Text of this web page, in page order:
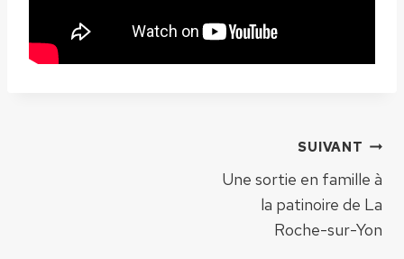
Navigation
SUIVANT
Une sortie en famille à
la patinoire de La
Roche-sur-Yon